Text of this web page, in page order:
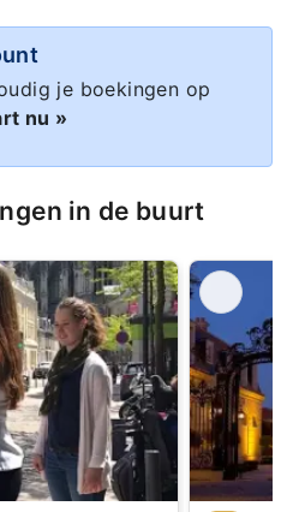
je boekingen op
nu »
in de buurt